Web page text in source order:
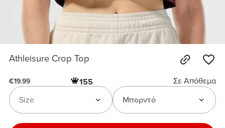
Athleisure Crop Top
€19.99 155
Σε Απόθεμα
Μπορντό
Size